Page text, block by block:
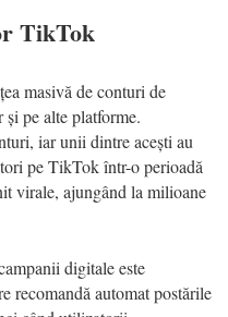
TikTok
masivă de conturi de
pe alte platforme.
iar unii dintre acești au
pe TikTok într-o perioadă
virale, ajungând la milioane
digitale este
recomandă automat postările